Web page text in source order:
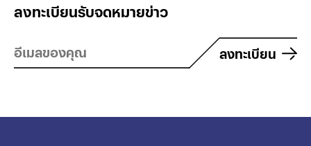
ลงทะเบียนรับจดหมายข่าว
ลงทะเบียน